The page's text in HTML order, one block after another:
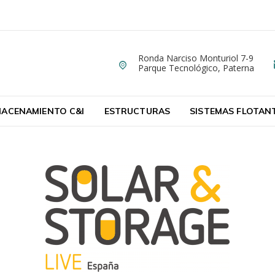
de Paneles Solares Fotovoltaicos
C&I ESTRUCTURAS SISTEMAS
Dirección
Ronda Narciso Monturiol 7-9
Parque Tecnológico, Paterna